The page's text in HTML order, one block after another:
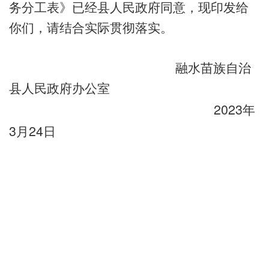
务分工表》已经县人民政府同意，现印发给
你们，请结合实际贯彻落实。
融水苗族自治
县人民政府办公室
2023年
3月 24 日